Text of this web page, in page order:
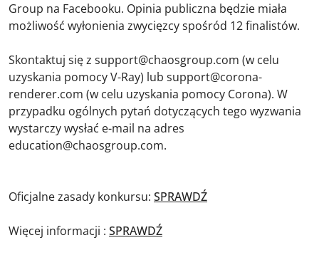
Group na Facebooku. Opinia publiczna będzie miała
możliwość wyłonienia zwycięzcy spośród 12 finalistów.
Skontaktuj się z support@chaosgroup.com (w celu
uzyskania pomocy V-Ray) lub support@corona-
renderer.com (w celu uzyskania pomocy Corona). W
przypadku ogólnych pytań dotyczących tego wyzwania
wystarczy wysłać e-mail na adres
education@chaosgroup.com.
Oficjalne zasady konkursu: SPRAWDŹ
Więcej informacji : SPRAWDŹ